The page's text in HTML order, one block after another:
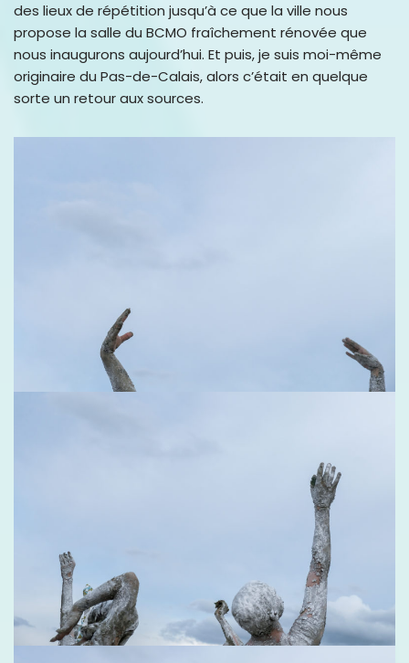
des lieux de répétition jusqu’à ce que la ville nous
propose la salle du BCMO fraîchement rénovée que
nous inaugurons aujourd’hui. Et puis, je suis moi-même
originaire du Pas-de-Calais, alors c’était en quelque
sorte un retour aux sources.